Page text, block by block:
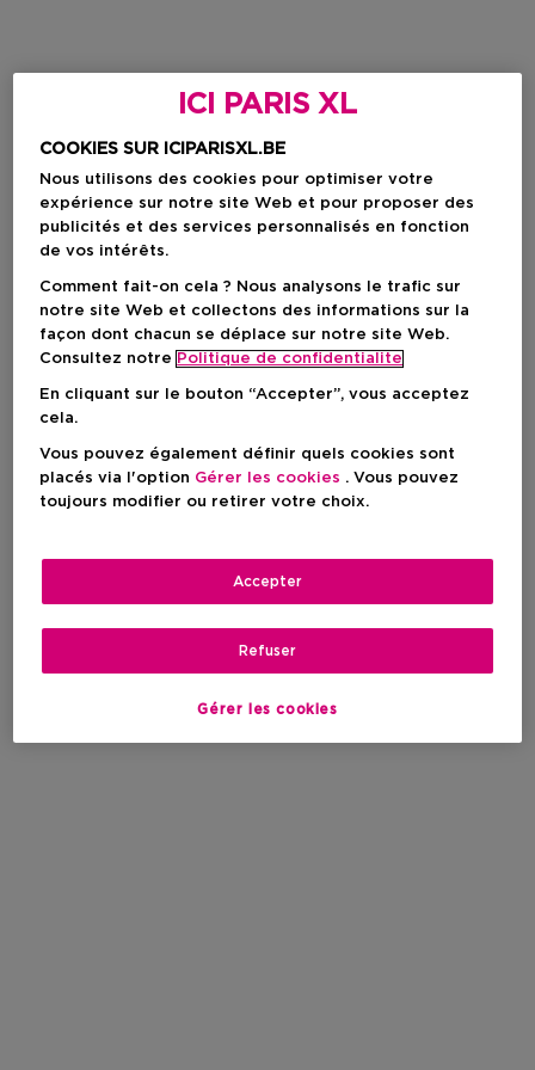
ICI PARIS XL
COOKIES SUR ICIPARISXL.BE
Nous utilisons des cookies pour optimiser votre
expérience sur notre site Web et pour proposer des
publicités et des services personnalisés en fonction
de vos intérêts.
Comment fait-on cela ? Nous analysons le trafic sur
notre site Web et collectons des informations sur la
façon dont chacun se déplace sur notre site Web.
Consultez notre Politique de confidentialite
En cliquant sur le bouton “Accepter”, vous acceptez
cela.
Vous pouvez également définir quels cookies sont
placés via l'option Gérer les cookies . Vous pouvez
toujours modifier ou retirer votre choix.
Gérer les cookies
Refuser
Accepter